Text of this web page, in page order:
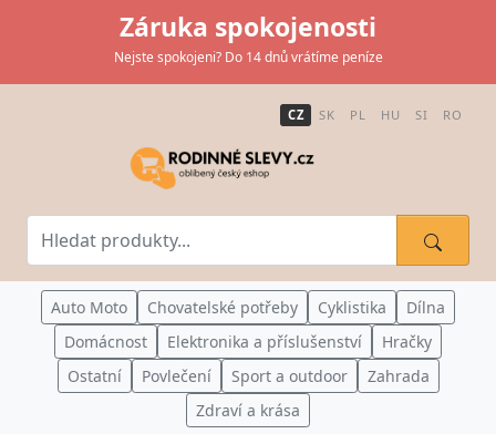
Záruka spokojenosti
Nejste spokojeni? Do 14 dnů vrátíme peníze
CZ SK PL HU SI RO
Auto Moto Chovatelské potřeby Cyklistika
Dílna
Domácnost
Elektronika a příslušenství
Hračky
Ostatní
Povlečení Sport a outdoor
Zahrada
Zdraví a krása